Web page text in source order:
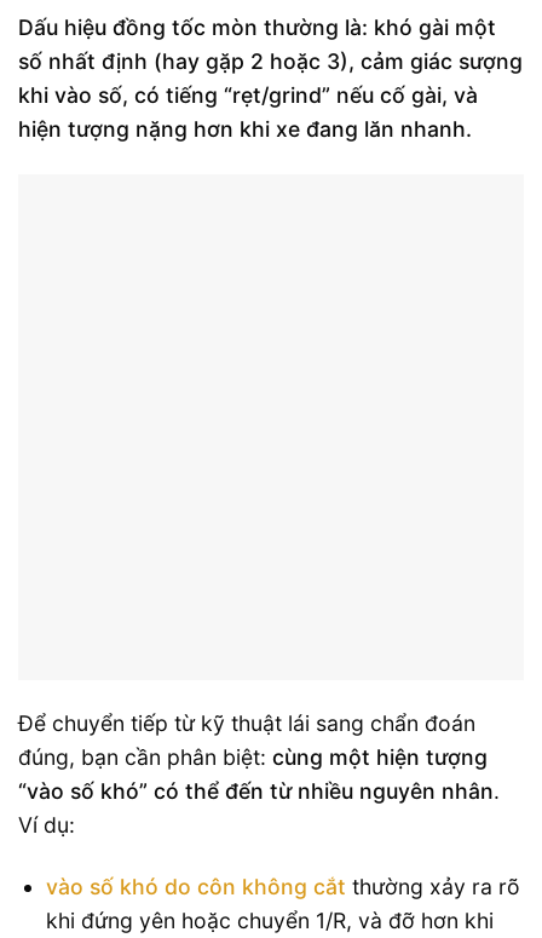
Dấu hiệu đồng tốc mòn thường là: khó gài một
số nhất định (hay gặp 2 hoặc 3), cảm giác sượng
khi vào số, có tiếng “rẹt/grind” nếu cố gài, và
hiện tượng nặng hơn khi xe đang lăn nhanh.
Để chuyển tiếp từ kỹ thuật lái sang chẩn đoán
đúng, bạn cần phân biệt: cùng một hiện tượng
“vào số khó” có thể đến từ nhiều nguyên nhân.
Ví dụ:
vào số khó do côn không cắt thường xảy ra rõ
khi đứng yên hoặc chuyển 1/R, và đỡ hơn khi